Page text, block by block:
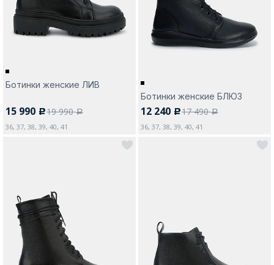
Ботинки женские ЛИВ
15 990 c19 990a
36, 37, 38, 39, 40, 41
Ботинки женские БЛЮЗ
12 240 c17 490a
36, 37, 38, 39, 40, 41